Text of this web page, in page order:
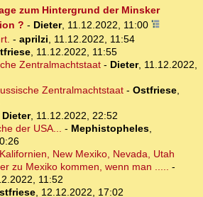
zum Hintergrund der Minsker
? - Dieter, 11.12.2022, 11:00
- aprilzi, 11.12.2022, 11:54
, 11.12.2022, 11:55
Zentralmachtstaat- Dieter, 11.12.2022,
Zentralmachtstaat- Ostfriese,
Dieter, 11.12.2022, 22:52
der USA... - Mephistopheles,
New Mexiko, Nevada, Utah
zu Mexiko kommen, wenn man ..... -
11:52
, 12.12.2022, 17:02